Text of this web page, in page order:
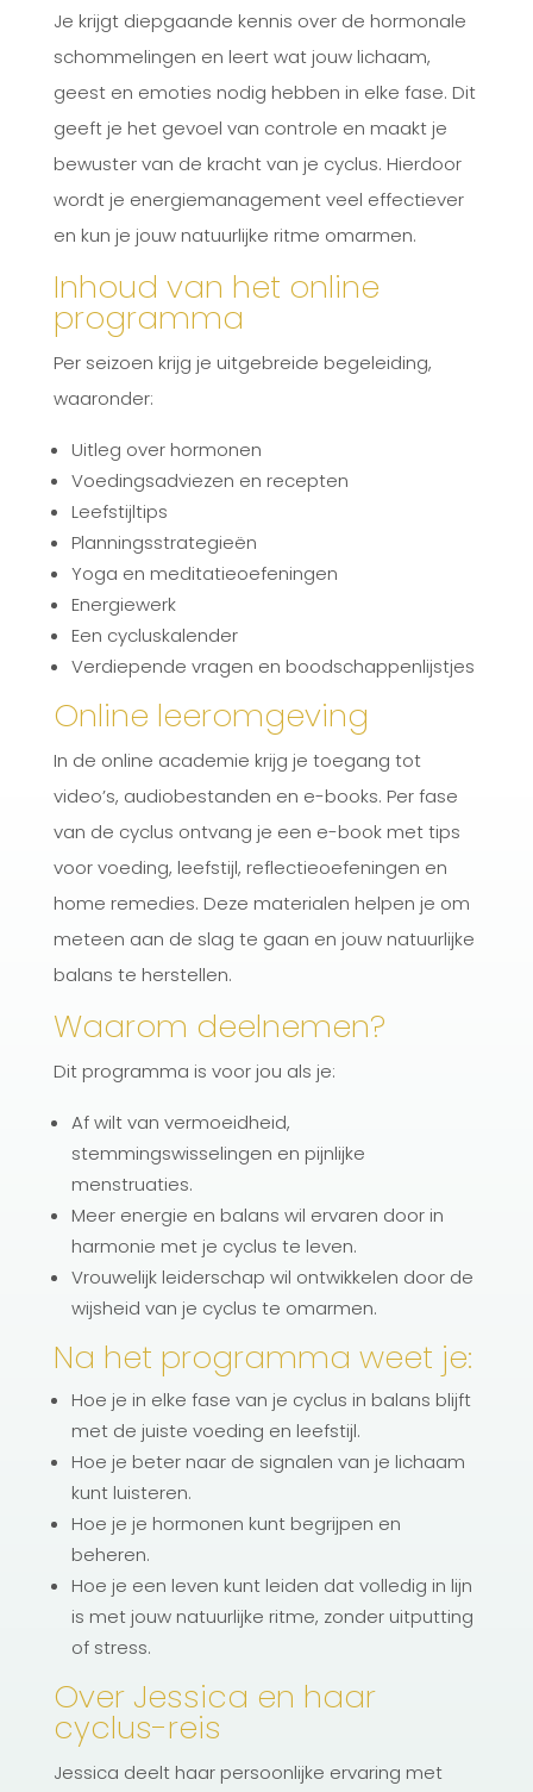
Je krijgt diepgaande kennis over de hormonale
schommelingen en leert wat jouw lichaam,
geest en emoties nodig hebben in elke fase. Dit
geeft je het gevoel van controle en maakt je
bewuster van de kracht van je cyclus. Hierdoor
wordt je energiemanagement veel effectiever
en kun je jouw natuurlijke ritme omarmen.
Inhoud van het online
programma
Per seizoen krijg je uitgebreide begeleiding,
waaronder:
Uitleg over hormonen
Voedingsadviezen en recepten
Leefstijltips
Planningsstrategieën
Yoga en meditatieoefeningen
Energiewerk
Een cycluskalender
Verdiepende vragen en boodschappenlijstjes
Online leeromgeving
In de online academie krijg je toegang tot
video’s, audiobestanden en e-books. Per fase
van de cyclus ontvang je een e-book met tips
voor voeding, leefstijl, reflectieoefeningen en
home remedies. Deze materialen helpen je om
meteen aan de slag te gaan en jouw natuurlijke
balans te herstellen.
Waarom deelnemen?
Dit programma is voor jou als je:
Af wilt van vermoeidheid,
stemmingswisselingen en pijnlijke
menstruaties.
Meer energie en balans wil ervaren door in
harmonie met je cyclus te leven.
Vrouwelijk leiderschap wil ontwikkelen door de
wijsheid van je cyclus te omarmen.
Na het programma weet je:
Hoe je in elke fase van je cyclus in balans blijft
met de juiste voeding en leefstijl.
Hoe je beter naar de signalen van je lichaam
kunt luisteren.
Hoe je je hormonen kunt begrijpen en
beheren.
Hoe je een leven kunt leiden dat volledig in lijn
is met jouw natuurlijke ritme, zonder uitputting
of stress.
Over Jessica en haar
cyclus-reis
Jessica deelt haar persoonlijke ervaring met